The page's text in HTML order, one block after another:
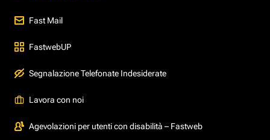
Fast Mail
FastwebUP
Segnalazione Telefonate Indesiderate
Lavora con noi
Agevolazioni per utenti con disabilità – Fastweb